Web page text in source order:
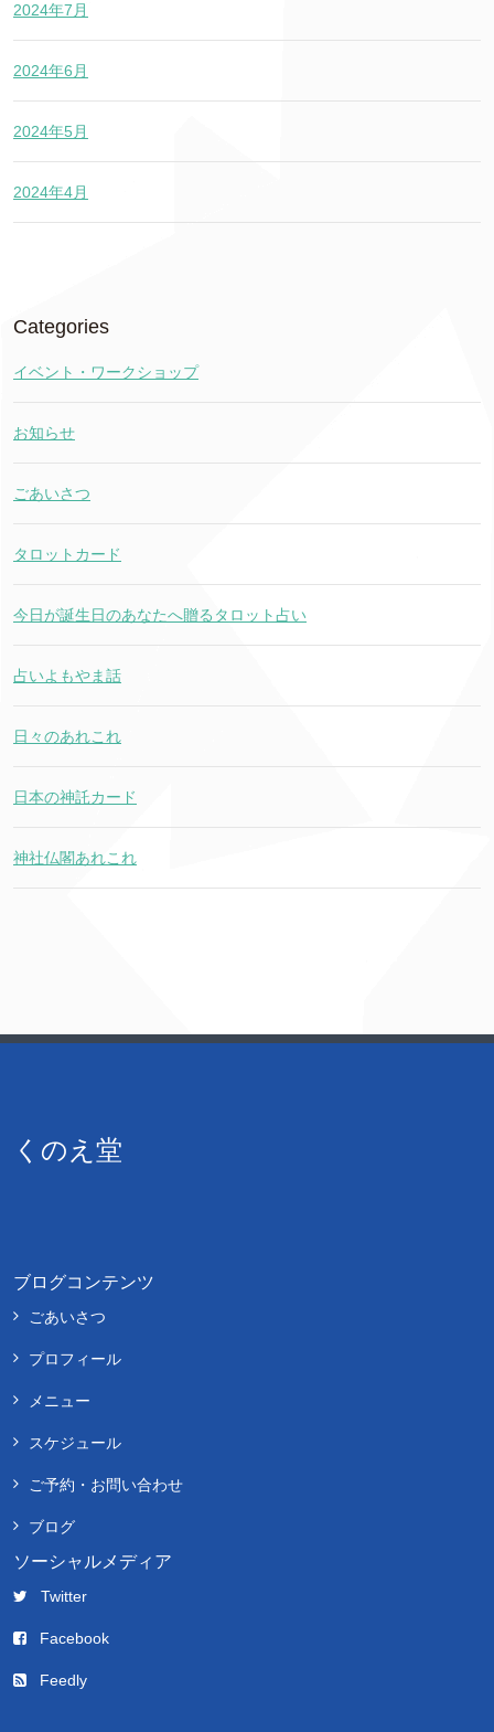
2024年7月
2024年6月
2024年5月
2024年4月
Categories
イベント・ワークショップ
お知らせ
ごあいさつ
タロットカード
今日が誕生日のあなたへ贈るタロット占い
占いよもやま話
日々のあれこれ
日本の神託カード
神社仏閣あれこれ
くのえ堂
ブログコンテンツ
ごあいさつ
プロフィール
メニュー
スケジュール
ご予約・お問い合わせ
ブログ
ソーシャルメディア
Twitter
Facebook
Feedly